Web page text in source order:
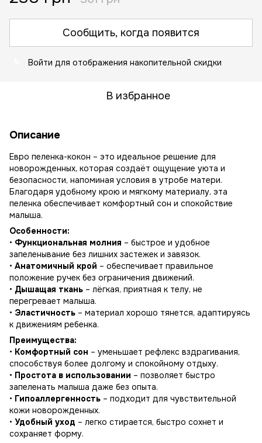
Сообщить, когда появится
Войти для отображения накопительной скидки
В избранное
Описание
Евро пеленка-кокон – это идеальное решение для
новорожденных, которая создаёт ощущение уюта и
безопасности, напоминая условия в утробе матери.
Благодаря удобному крою и мягкому материалу, эта
пеленка обеспечивает комфортный сон и спокойствие
малыша.
Особенности:
• Функциональная молния – быстрое и удобное
запеленывание без лишних застежек и завязок.
• Анатомичный крой – обеспечивает правильное
положение ручек без ограничения движений.
• Дышащая ткань – лёгкая, приятная к телу, не
перегревает малыша.
• Эластичность – материал хорошо тянется, адаптируясь
к движениям ребенка.
Преимущества:
• Комфортный сон – уменьшает рефлекс вздрагивания,
способствуя более долгому и спокойному отдыху.
• Простота в использовании – позволяет быстро
запеленать малыша даже без опыта.
• Гипоаллергенность – подходит для чувствительной
кожи новорожденных.
• Удобный уход – легко стирается, быстро сохнет и
сохраняет форму.